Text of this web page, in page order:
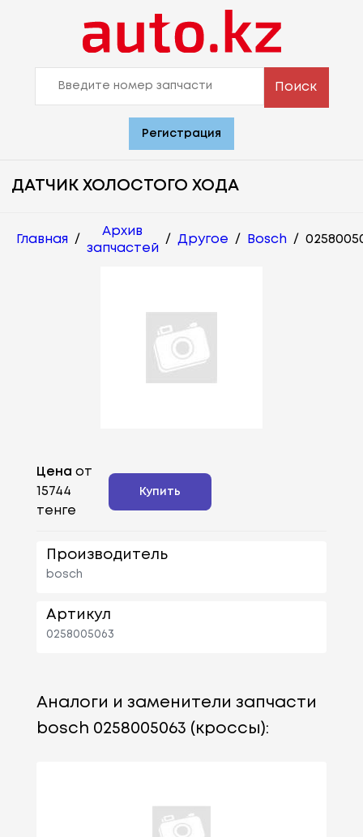
Поиск
Регистрация
ДАТЧИК ХОЛОСТОГО ХОДА
Главная /
Архив
запчастей
/ Другое / Bosch /
Цена от
15744
тенге
Купить
Производитель
bosch
Артикул
0258005063
Аналоги и заменители запчасти
bosch 0258005063 (кроссы):